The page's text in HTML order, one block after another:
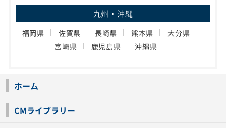
九州・沖縄
福岡県 佐賀県 長崎県 熊本県
大分県
宮崎県
鹿児島県 沖縄県
ホーム
CMライブラリー